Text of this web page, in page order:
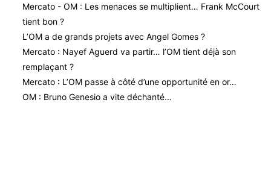
Mercato - OM : Les menaces se multiplient… Frank McCourt
tient bon ?
L’OM a de grands projets avec Angel Gomes ?
Mercato : Nayef Aguerd va partir… l’OM tient déjà son
remplaçant ?
Mercato : L’OM passe à côté d’une opportunité en or…
OM : Bruno Genesio a vite déchanté…